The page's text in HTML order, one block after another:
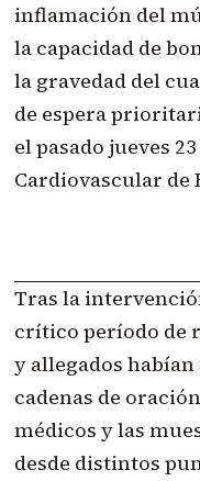
inflamación del
la capacidad de
la gravedad del
de espera
el pasado jueves
Cardiovascular de
Tras la
crítico período de
y allegados
cadenas de
médicos y las
desde distintos